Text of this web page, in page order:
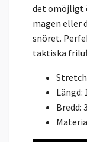
det omöjligt
magen eller
snöret.
taktiska
Stretch
Längd:
Bredd: